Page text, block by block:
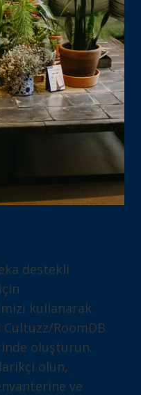
destekli
kullanarak
Cultuzz/RoomDB
oluşturun.
olun,
ve